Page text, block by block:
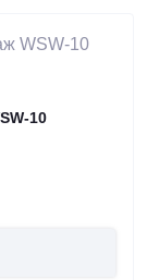
10